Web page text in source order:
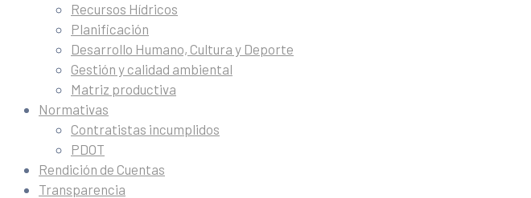
Recursos Hídricos
Planificación
Desarrollo Humano, Cultura y Deporte
Gestión y calidad ambiental
Matriz productiva
Normativas
Contratistas incumplidos
PDOT
Rendición de Cuentas
Transparencia